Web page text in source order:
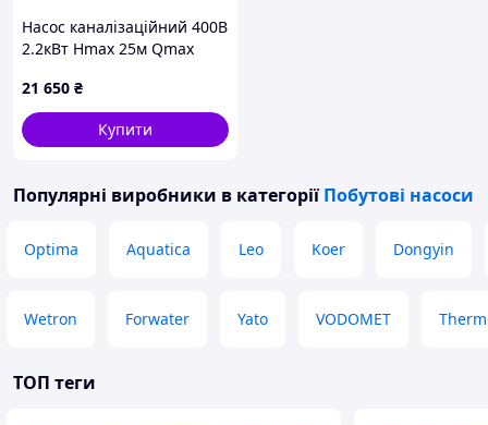
Насос каналізаційний 400В
2.2кВт Hmax 25м Qmax
17-2.2 (7738373)
21 650 ₴
Купити
Популярні виробники в категорії Побутові насоси
Optima Aquatica Leo Koer Dongyin
Wetron Forwater Yato VODOMET
ТОП теги